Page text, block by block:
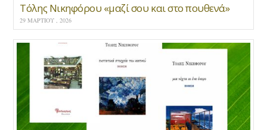
Τόλης Νικηφόρου «μαζί σου και στο πουθενά»
29 ΜΑΡΤΊΟΥ , 2026